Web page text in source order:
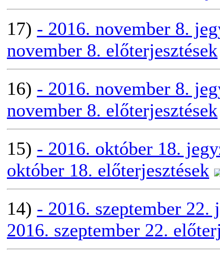
17) - 2016. november 8.
november 8. előterjesztések
16) - 2016. november 8.
november 8. előterjesztések
15) - 2016. október 18.
október 18. előterjesztések
14) - 2016. szeptember 22.
2016. szeptember 22.